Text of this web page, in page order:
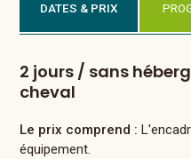
DATES & PRIX
2 jours / sans
cheval
Le prix comprend :
équipement.